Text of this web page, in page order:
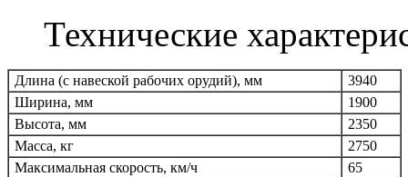
Технические
Длина (с навеской рабочих орудий), мм
3940
Ширина, мм
1900
Высота, мм
2350
Масса, кг
2750
Максимальная скорость, км/ч
65